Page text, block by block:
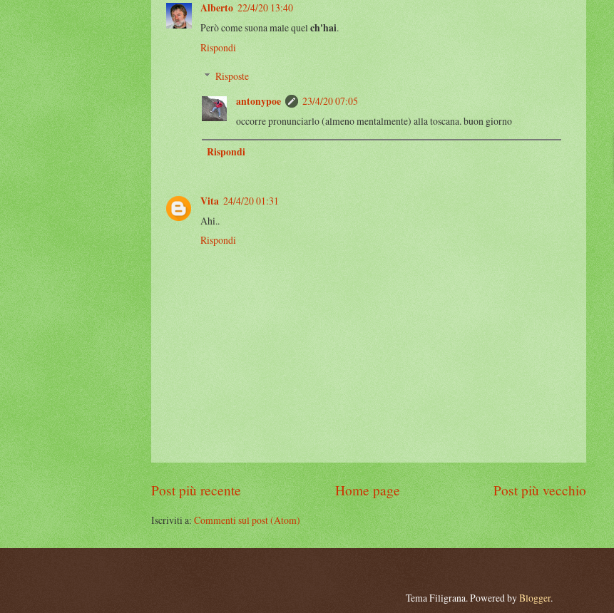
Alberto 22/4/20 13:40
Però come suona male quelch'hai.
Rispondi
Risposte
antonypoe
23/4/20 07:05
occorre pronunciarlo (almeno mentalmente) alla toscana. buon giorno
Rispondi
Vita 24/4/20 01:31
Ahi..
Rispondi
Post più recente Post più vecchio
Home page
Iscriviti a:Commenti sul post (Atom)
Tema Filigrana. Powered byBlogger.